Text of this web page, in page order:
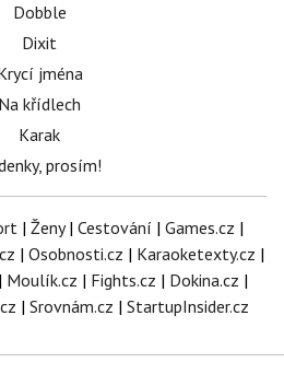
Dobble
Dixit
jména
Na křídlech
Karak
prosím!
| Ženy| Cestování | Games.cz |
| Osobnosti.cz | Karaoketexty.cz |
| Moulík.cz | Fights.cz | Dokina.cz |
| Srovnám.cz | StartupInsider.cz